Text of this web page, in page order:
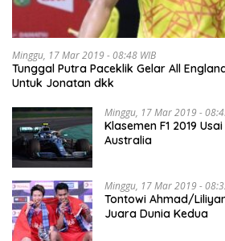
Minggu, 17 Mar 2019 - 08:48 WIB
Tunggal Putra Paceklik Gelar All
Untuk Jonatan dkk
Minggu, 17 Mar 2019 -
Klasemen F1 2019
Australia
Minggu, 17 Mar 2019 -
Tontowi Ahmad/
Juara Dunia Kedua